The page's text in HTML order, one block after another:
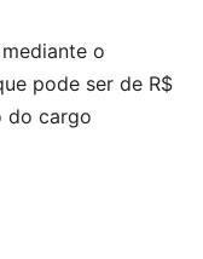
o
pode ser de R$
do cargo